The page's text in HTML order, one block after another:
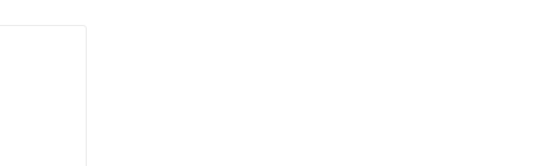
выход